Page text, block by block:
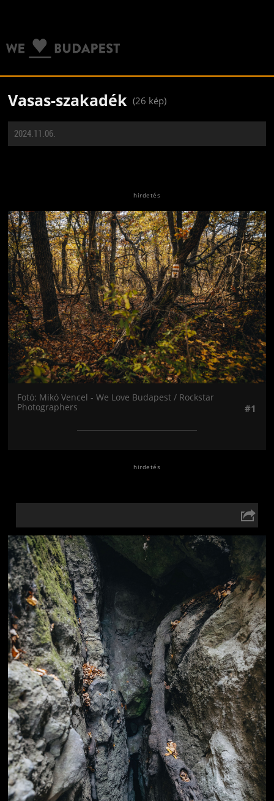
Vasas-szakadék (26 kép)
2024.11.06.
Jön még kép!
Fotó: Mikó Vencel - We Love Budapest / Rockstar
Photographers
#1
Jön még kép!